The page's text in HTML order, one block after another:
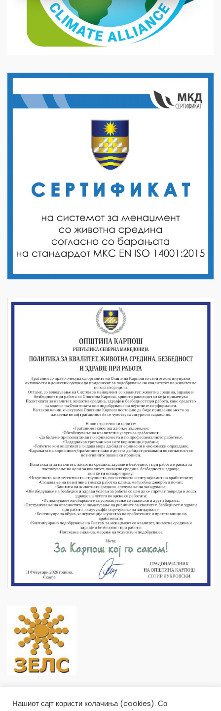
Нашиот сајт користи колачиња (cookies). Со